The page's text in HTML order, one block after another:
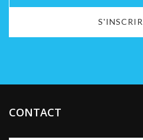
CONTACT